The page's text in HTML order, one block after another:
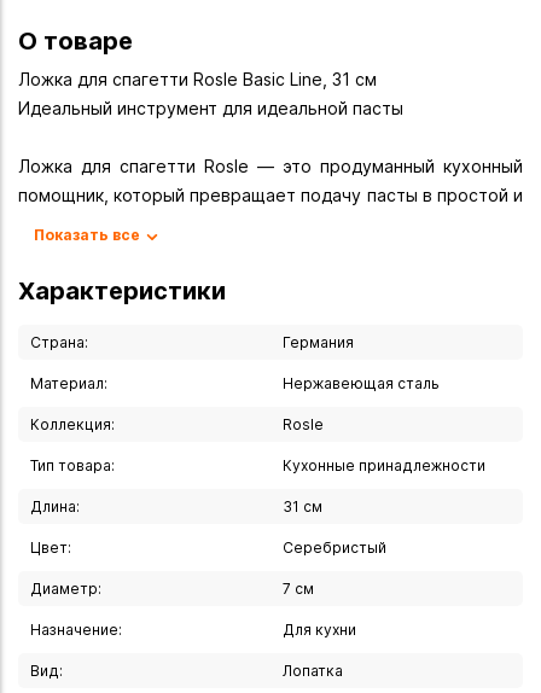
О товаре
Ложка для спагетти Rosle Basic Line, 31 см
Идеальный инструмент для идеальной пасты
Ложка для спагетти Rosle — это продуманный кухонный
помощник, который превращает подачу пасты в простой и
изделий .
Характеристики:
18/10 . Этот сплав отличается прочностью,
долговечностью и устойчивостью к коррозии. Он
безопасен для здоровья и не вступает в реакцию с
- Длина: 31 см .
- Ширина: 7 см .
- Страна производства: Германия (бренд), Китай (сборка)
Показать все
Характеристики
Страна: Германия
Материал: Нержавеющая сталь
Коллекция: Rosle
Тип товара: Кухонные принадлежности
Длина: 31 см
Цвет: Серебристый
Диаметр: 7 см
Назначение: Для кухни
Вид: Лопатка